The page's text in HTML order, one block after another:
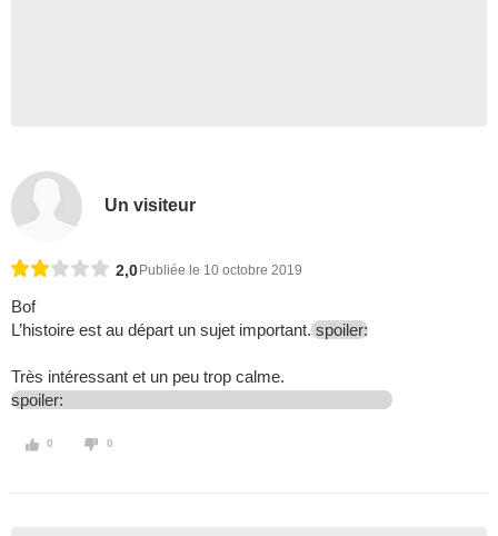
Un visiteur
2,0 Publiée le 10 octobre 2019
Bof
L’histoire est au départ un sujet important. spoiler:
Très intéressant et un peu trop calme.
spoiler:
0 0